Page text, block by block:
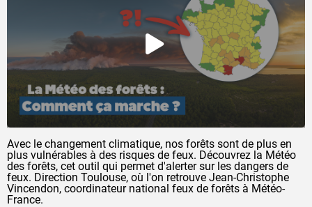
Avec le changement climatique, nos forêts sont de plus en
plus vulnérables à des risques de feux. Découvrez la Météo
des forêts, cet outil qui permet d'alerter sur les dangers de
feux. Direction Toulouse, où l'on retrouve Jean-Christophe
Vincendon, coordinateur national feux de forêts à Météo-
France.